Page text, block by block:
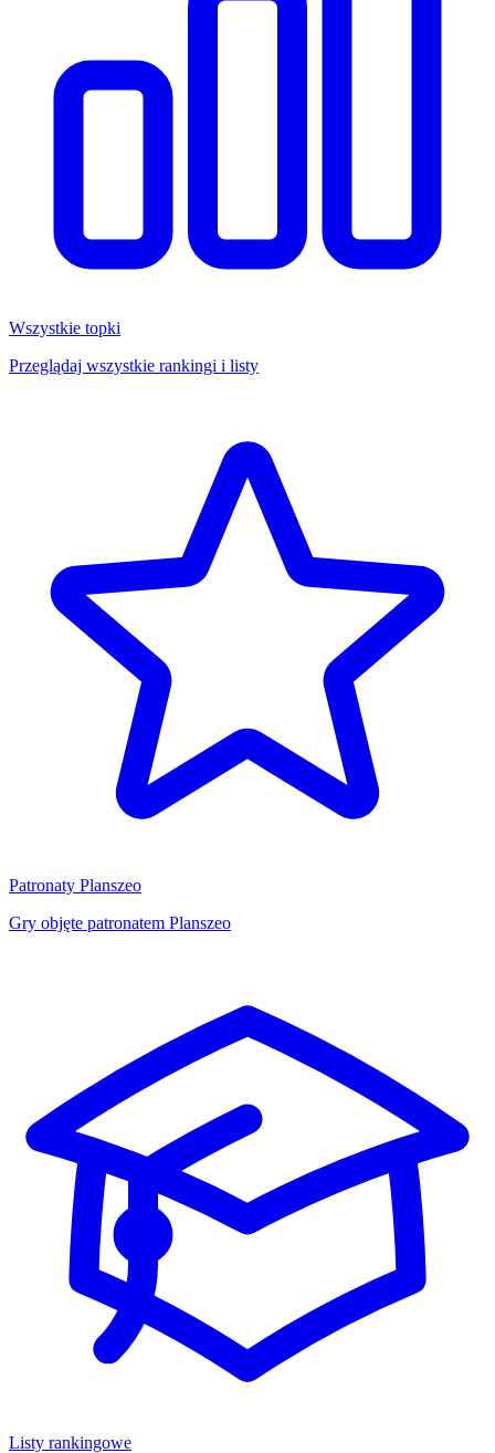
Wszystkie topki
Przeglądaj wszystkie rankingi i listy
Patronaty Planszeo
Gry objęte patronatem Planszeo
Listy rankingowe